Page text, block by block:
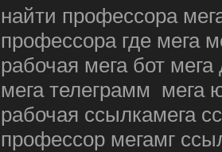
найти профессора
профессора где мега
рабочая мега бот мега
мега телеграмм мега
рабочая ссылкамега
профессор мегамг